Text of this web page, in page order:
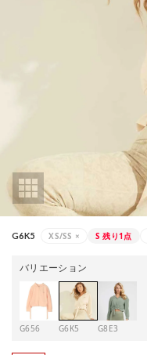
G6K5 XS/SS × S 残り1点
バリエーション
G656 G6K5 G8E3